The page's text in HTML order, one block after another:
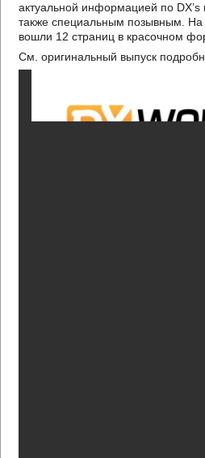
актуальной информацией по DX’s
также специальным позывным. На
вошли 12 страниц в красочном
См. оригинальный выпуск